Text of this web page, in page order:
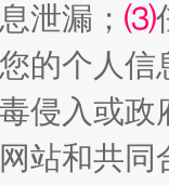
泄漏； ⑶
的个人
侵入或
站和共